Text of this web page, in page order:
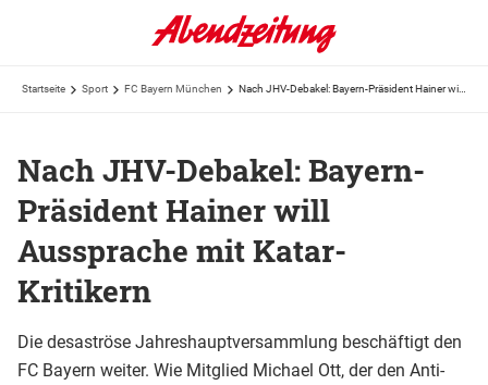
Startseite Sport FC Bayern München
Nach JHV-Debakel: Bayern-
Präsident Hainer will
Aussprache mit Katar-
Kritikern
Die desaströse Jahreshauptversammlung beschäftigt den
FC Bayern weiter. Wie Mitglied Michael Ott, der den Anti-